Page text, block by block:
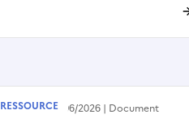
Publié le23/06/2026 Document
RESSOURCE